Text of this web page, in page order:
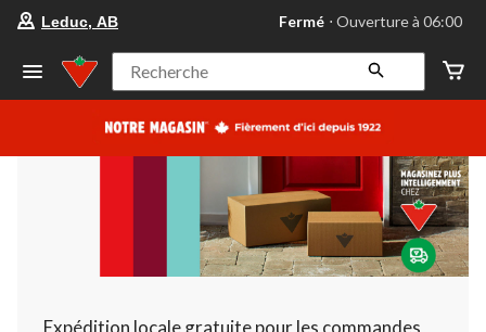
votre
préféré
Leduc,
AB,
courament
Ouverture
à
06:00
cliquer
pour
changer
Leduc, AB Fermé ⋅ Ouverture à 06:00
Recherche
Expédition locale gratuite pour les commandes